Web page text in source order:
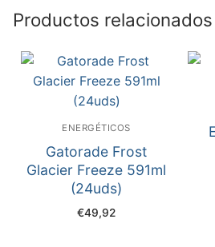
Productos relacionados
ENERGÉTICOS
Gatorade Frost
Glacier Freeze 591ml
(24uds)
€49,92